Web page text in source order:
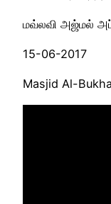
மவ்லவி அஜ்மல்
15-06-2017
Masjid Al-